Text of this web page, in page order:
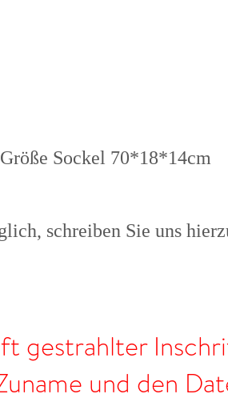
Sockel 70*18*14cm
schreiben Sie uns
gestrahlter
und den